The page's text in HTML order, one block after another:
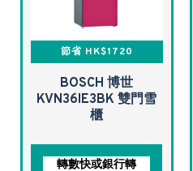
節省 HK$1720
BOSCH 博世
KVN36IE3BK 雙門雪
櫃
轉數快或銀行轉